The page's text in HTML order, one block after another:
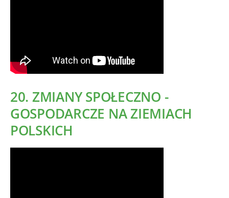
20. ZMIANY SPOŁECZNO -
GOSPODARCZE NA ZIEMIACH
POLSKICH